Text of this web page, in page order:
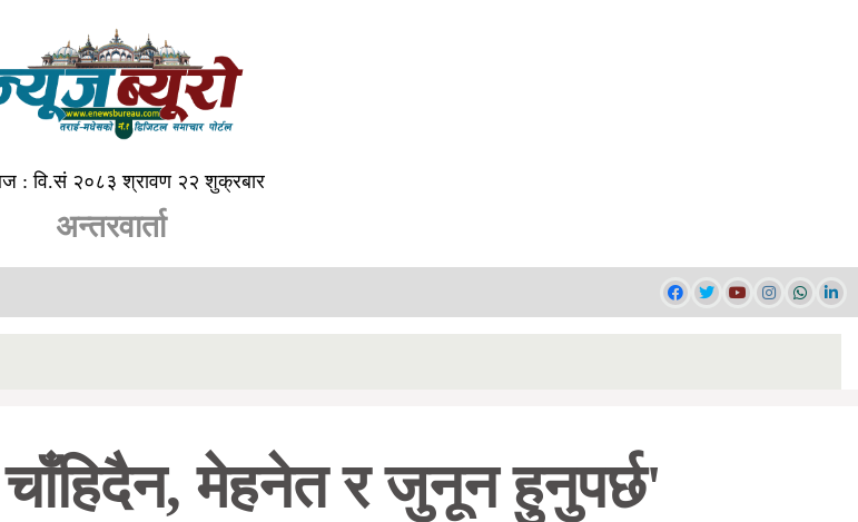
: वि.सं २०८३ श्रावण २२ शुक्रबार
अन्तरवार्ता
मेहनेत र जुनून हुनुपर्छ'